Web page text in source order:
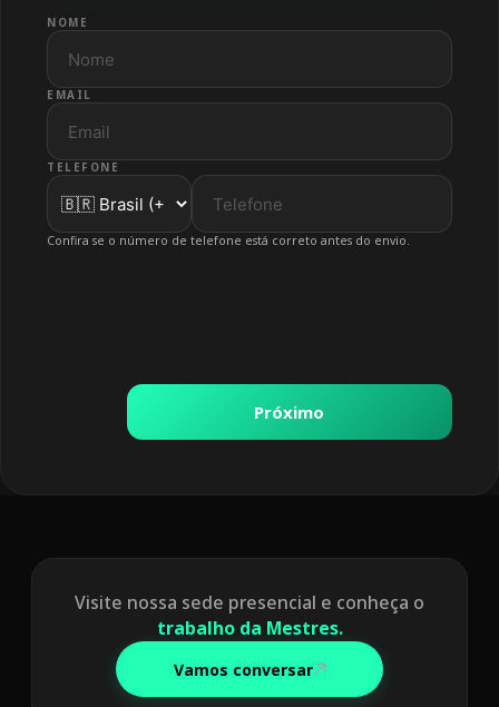
NOME
EMAIL
TELEFONE
Confira se o número de telefone está correto antes do envio.
Próximo
Visite nossa sede presencial e conheça o
trabalho da Mestres.
Vamos conversar